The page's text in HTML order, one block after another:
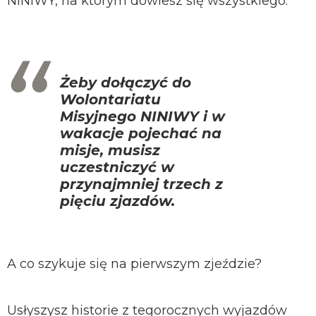
Żeby dołączyć do
Wolontariatu
Misyjnego NINIWY i w
wakacje pojechać na
misje, musisz
uczestniczyć w
przynajmniej trzech z
pięciu zjazdów.
A co szykuje się na pierwszym zjeździe?
Usłyszysz historie z tegorocznych wyjazdów